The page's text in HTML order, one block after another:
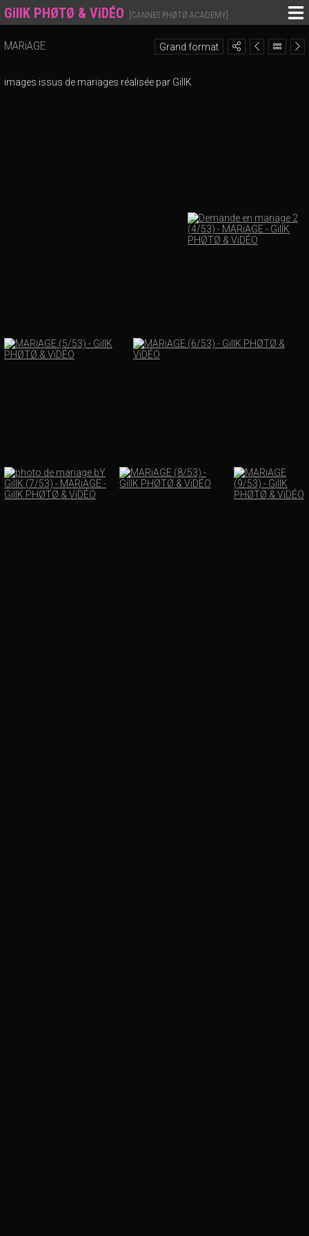
GillK PHØTØ & ViDÉO [CANNES PHØTØ ACADEMY]
Grand format
MARiAGE
images issus de mariages réalisée par GillK